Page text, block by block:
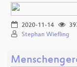
2020-11-14
Stephan Wiefling